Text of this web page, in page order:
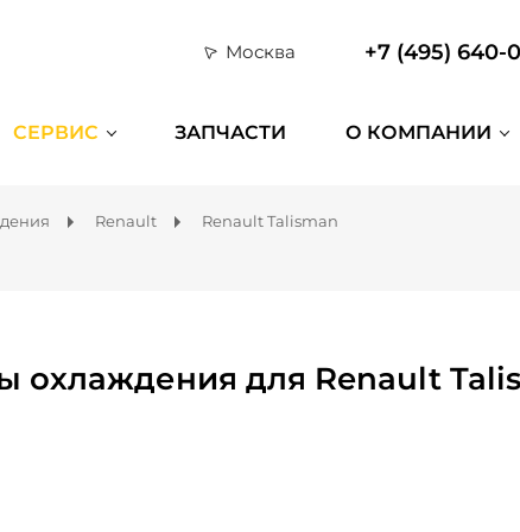
Москва +7 (495) 640-
СЕРВИС ЗАПЧАСТИ О КОМПАНИИ
Renault Renault Talisman
охлаждения для Renault